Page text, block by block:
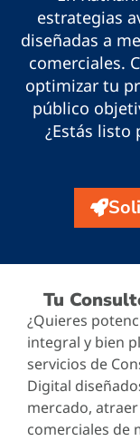
estrategias
diseñadas a
comerciales.
optimizar tu
público
¿Estás listo
Tu
¿Quieres
integral y bien
servicios de
Digital
mercado,
comerciales de